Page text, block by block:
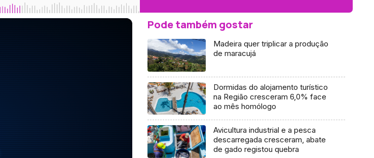
Pode também gostar
Madeira quer triplicar a produção
de maracujá
Dormidas do alojamento turístico
na Região cresceram 6,0% face
ao mês homólogo
Avicultura industrial e a pesca
descarregada cresceram, abate
de gado registou quebra